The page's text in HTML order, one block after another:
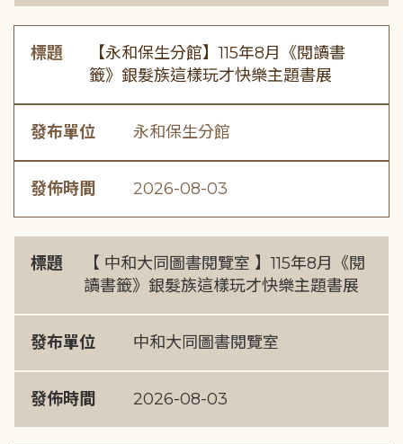
標題
【永和保生分館】115年8月《閱讀書
籤》銀髮族這樣玩才快樂主題書展
發布單位 永和保生分館
發佈時間 2026-08-03
標題
【 中和大同圖書閱覽室 】115年8月《閱
讀書籤》銀髮族這樣玩才快樂主題書展
發布單位 中和大同圖書閱覽室
發佈時間 2026-08-03